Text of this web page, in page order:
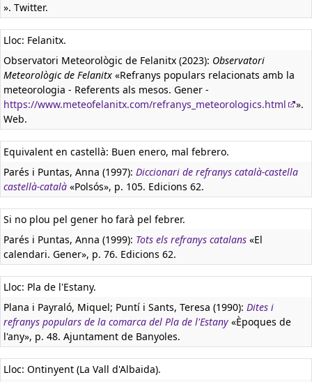
». Twitter.
Lloc: Felanitx.
Observatori Meteorològic de Felanitx (2023): Observatori
Meteorològic de Felanitx «Refranys populars relacionats amb la
meteorologia - Referents als mesos. Gener -
https://www.meteofelanitx.com/refranys_meteorologics.html
».
Web.
Equivalent en castellà: Buen enero, mal febrero.
Parés i Puntas, Anna (1997): Diccionari de refranys català-castella
castellà-català «Polsós», p. 105. Edicions 62.
Si no plou pel gener ho farà pel febrer.
Parés i Puntas, Anna (1999): Tots els refranys catalans «El
calendari. Gener», p. 76. Edicions 62.
Lloc: Pla de l'Estany.
Plana i Payraló, Miquel; Puntí i Sants, Teresa (1990): Dites i
refranys populars de la comarca del Pla de l'Estany «Èpoques de
l'any», p. 48. Ajuntament de Banyoles.
Lloc: Ontinyent (La Vall d'Albaida).